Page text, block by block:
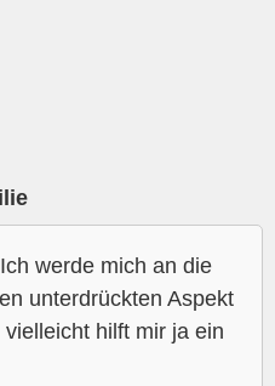
werde mich an die
unterdrückten Aspekt
hilft mir ja ein